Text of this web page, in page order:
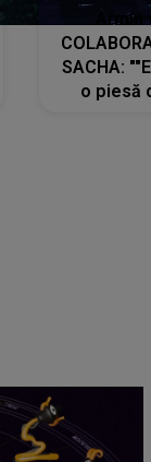
SACHA:
o piesă